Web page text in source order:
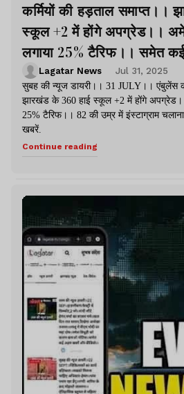
कर्मियों की हड़ताल समाप्त।।
स्कूल +2 में होंगे अपग्रेड।।
लगाया 25% टैरिफ।। समेत
Lagatar News
Jul 31, 2025
सुबह की न्यूज डायरी।। 31 JULY।। एंबुलेंस
झारखंड के 360 हाई स्कूल +2 में होंगे
25% टैरिफ।। 82 की उम्र में इंस्टाग्राम
खबरें.
Continue reading